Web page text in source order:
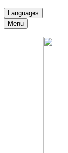
Languages
Menu